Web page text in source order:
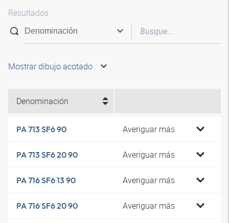
Resultados
Mostrar dibujo acotado
Denominación
PA 713 SF6 90 Averiguar más
PA 713 SF6 20 90 Averiguar más
PA 716 SF6 13 90 Averiguar más
PA 716 SF6 20 90 Averiguar más